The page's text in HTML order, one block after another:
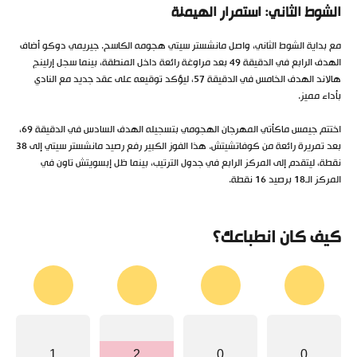
الشوط الثاني: استمرار الهيمنة
مع بداية الشوط الثاني، واصل مانشستر سيتي هجومه الكاسح. جيريمي دوكو أضاف
الهدف الرابع في الدقيقة 49 بعد مراوغة رائعة داخل المنطقة، بينما سجل إرلينج
هالاند الهدف الخامس في الدقيقة 57، ليؤكد توقيعه على عقد جديد مع النادي
بأداء مميز.
اختتم جيمس ماكأتي المهرجان الهجومي بتسجيله الهدف السادس في الدقيقة 69،
بعد تمريرة رائعة من كوفاتشيتش. هذا الفوز الكبير رفع رصيد مانشستر سيتي إلى 38
نقطة، ليتقدم إلى المركز الرابع في جدول الترتيب، بينما ظل إبسويتش تاون في
المركز الـ18 برصيد 16 نقطة.
كيف كان انطباعك؟
0
0
2
1